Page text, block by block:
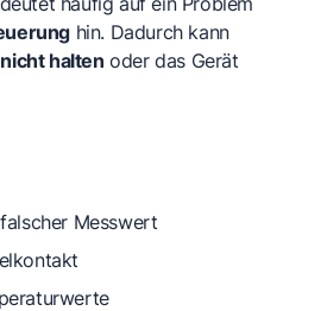
hin. Dadurch kann
nicht halten oder das Gerät
Messwert